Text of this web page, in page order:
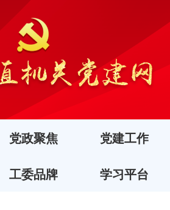
党政聚焦 党建工作
工委品牌 学习平台